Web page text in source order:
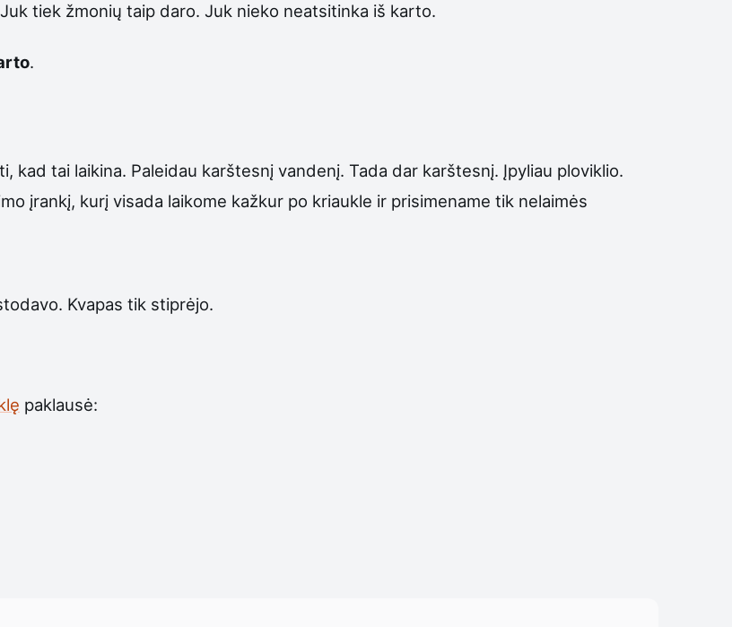
tiek žmonių taip daro. Juk nieko neatsitinka iš karto.
.
kad tai laikina. Paleidau karštesnį vandenį. Tada dar karštesnį. Įpyliau ploviklio.
įrankį, kurį visada laikome kažkur po kriaukle ir prisimename tik nelaimės
Kvapas tik stiprėjo.
paklausė: